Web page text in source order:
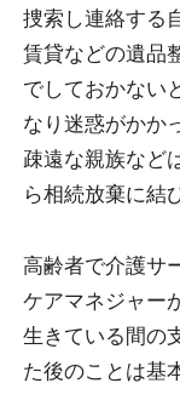
捜索し連絡する
賃貸などの遺品
でしておかない
なり迷惑がかか
疎遠な親族など
ら相続放棄に結
高齢者で介護サ
ケアマネジャー
生きている間の
た後のことは基